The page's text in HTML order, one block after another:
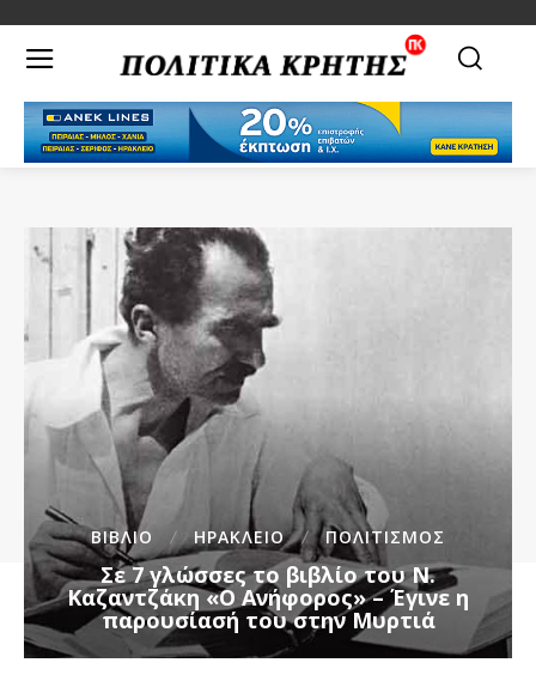
ΒΙΒΛΙΟ ΗΡΑΚΛΕΙΟ ΠΟΛΙΤΙΣΜΟΣ
Σε 7 γλώσσες το βιβλίο του Ν.
Καζαντζάκη «Ο Ανήφορος» – Έγινε η
παρουσίασή του στην Μυρτιά